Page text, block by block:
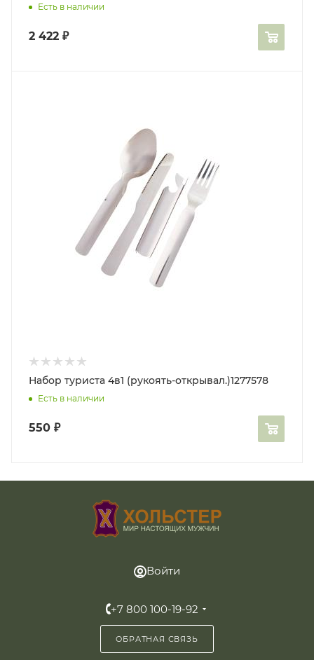
Есть в наличии
2 422 ₽
Набор туриста 4в1 (рукоять-открывал.)1277578
Есть в наличии
550 ₽
Войти
+7 800 100-19-92
ОБРАТНАЯ СВЯЗЬ